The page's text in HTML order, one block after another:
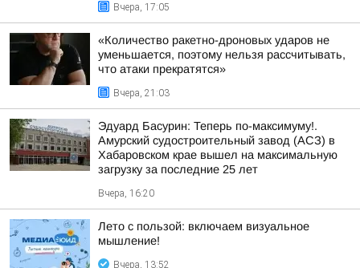
Вчера, 17:05
«Количество ракетно-дроновых ударов не
уменьшается, поэтому нельзя рассчитывать,
что атаки прекратятся»
Вчера, 21:03
Эдуард Басурин: Теперь по-максимуму!.
Амурский судостроительный завод (АСЗ) в
Хабаровском крае вышел на максимальную
загрузку за последние 25 лет
Вчера, 16:20
Лето с пользой: включаем визуальное
мышление!
Вчера, 13:52